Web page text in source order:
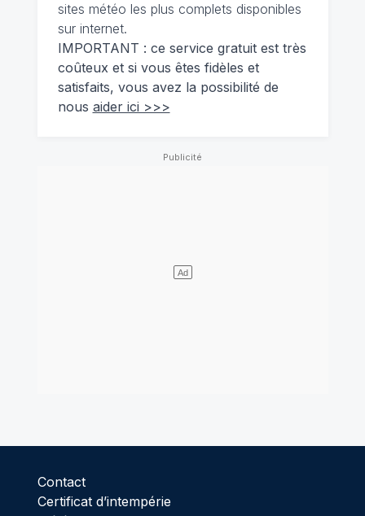
sites météo les plus complets disponibles
sur internet.
IMPORTANT : ce service gratuit est très
coûteux et si vous êtes fidèles et
satisfaits, vous avez la possibilité de
nous aider ici >>>
Contact
Certificat d’intempérie